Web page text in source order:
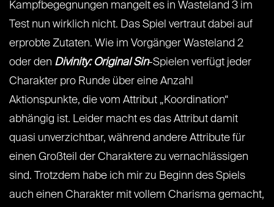
Kampfbegegnungen mangelt es in Wasteland 3 im
Test nun wirklich nicht. Das Spiel vertraut dabei auf
erprobte Zutaten. Wie im Vorgänger Wasteland 2
oder den Divinity: Original Sin-Spielen verfügt jeder
Charakter pro Runde über eine Anzahl
Aktionspunkte, die vom Attribut „Koordination“
abhängig ist. Leider macht es das Attribut damit
quasi unverzichtbar, während andere Attribute für
einen Großteil der Charaktere zu vernachlässigen
sind. Trotzdem habe ich mir zu Beginn des Spiels
auch einen Charakter mit vollem Charisma gemacht,